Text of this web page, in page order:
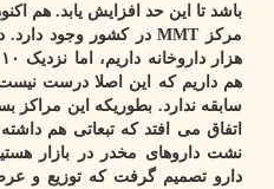
هم داریم که این اصلا درست
سابقه ندارد. بطوریکه این مراکز
اتفاق می افتد که تبعاتی هم
نشت داروهای مخدر در بازار
دارو تصمیم گرفت که توزیع و